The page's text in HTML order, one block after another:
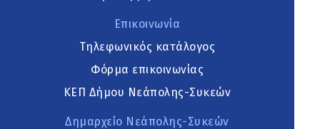
Επικοινωνία
Τηλεφωνικός κατάλογος
Φόρμα επικοινωνίας
ΚΕΠ Δήμου Νεάπολης-Συκεών
Δημαρχείο Νεάπολης-Συκεών